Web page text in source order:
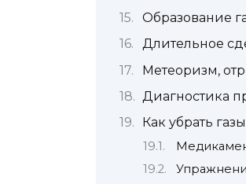
Образование
Длительное
Метеоризм,
Диагностика
Как убрать